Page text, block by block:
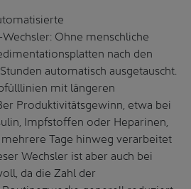
Ohne menschliche
nach den
automatisch ausgetauscht.
mit längeren
Produktivitätsgewinn, etwa bei
Impfstoffen oder Heparinen,
Tage hinweg verarbeitet
Wechsler ist aber auch bei
da die Zahl der